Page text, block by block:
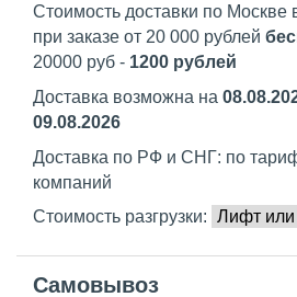
Стоимость доставки по
при заказе от 20 000 рублей
20000 руб - 1200 рублей
Доставка возможна на
09.08.2026
Доставка по РФ и СНГ: по
компаний
Стоимость разгрузки:
Самовывоз